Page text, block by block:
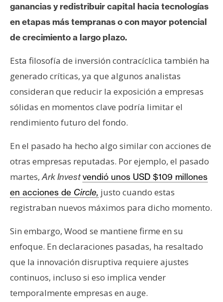
ganancias y redistribuir capital hacia tecnologías
en etapas más tempranas o con mayor potencial
de crecimiento a largo plazo.
Esta filosofía de inversión contracíclica también ha
generado críticas, ya que algunos analistas
consideran que reducir la exposición a empresas
sólidas en momentos clave podría limitar el
rendimiento futuro del fondo.
En el pasado ha hecho algo similar con acciones de
otras empresas reputadas. Por ejemplo, el pasado
martes,Ark Investvendió unos USD $109 millones
en acciones de Circle, justo cuando estas
registraban nuevos máximos para dicho momento.
Sin embargo, Wood se mantiene firme en su
enfoque. En declaraciones pasadas, ha resaltado
que la innovación disruptiva requiere ajustes
continuos, incluso si eso implica vender
temporalmente empresas en auge.